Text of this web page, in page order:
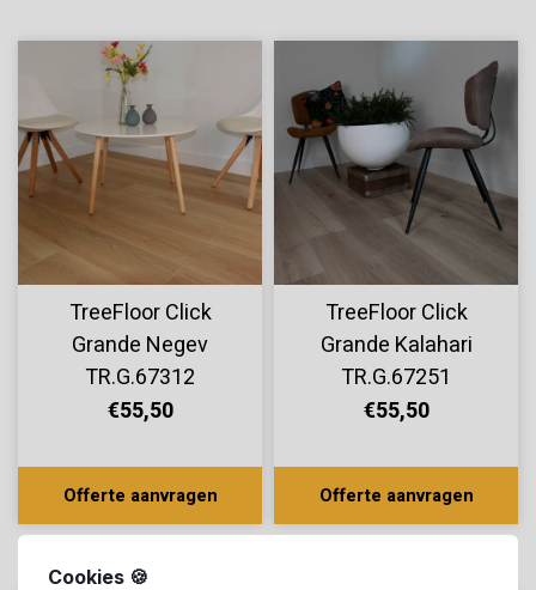
Cookies 🍪
TreeFloor Click
Grande Negev
TR.G.67312
€55,50
Offerte aanvragen
TreeFloor Click
Grande Kalahari
TR.G.67251
€55,50
Offerte aanvragen